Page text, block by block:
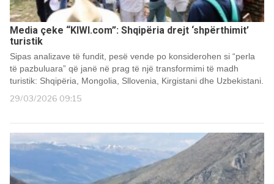
Media çeke “KIWI.com”: Shqipëria drejt ‘shpërthimit’
turistik
Sipas analizave të fundit, pesë vende po konsiderohen si “perla
të pazbuluara” që janë në prag të një transformimi të madh
turistik: Shqipëria, Mongolia, Sllovenia, Kirgistani dhe Uzbekistani.
29/03/2026 09:15